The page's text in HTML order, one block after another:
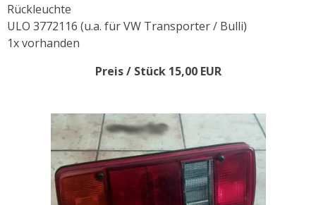
Rückleuchte
ULO 3772116 (u.a. für VW Transporter / Bulli)
1x vorhanden
Preis / Stück 15,00 EUR